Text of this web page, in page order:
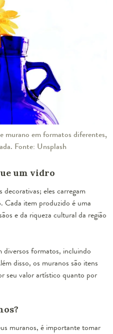
murano em formatos diferentes,
Fonte: Unsplash
um vidro
decorativas; eles carregam
Cada item produzido é uma
e da riqueza cultural da região
diversos formatos, incluindo
disso, os muranos são itens
seu valor artístico quanto por
muranos, é importante tomar